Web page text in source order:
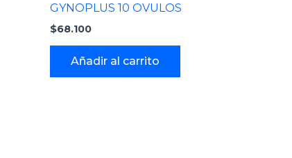
GYNOPLUS 10 OVULOS
$68.100
Añadir al carrito